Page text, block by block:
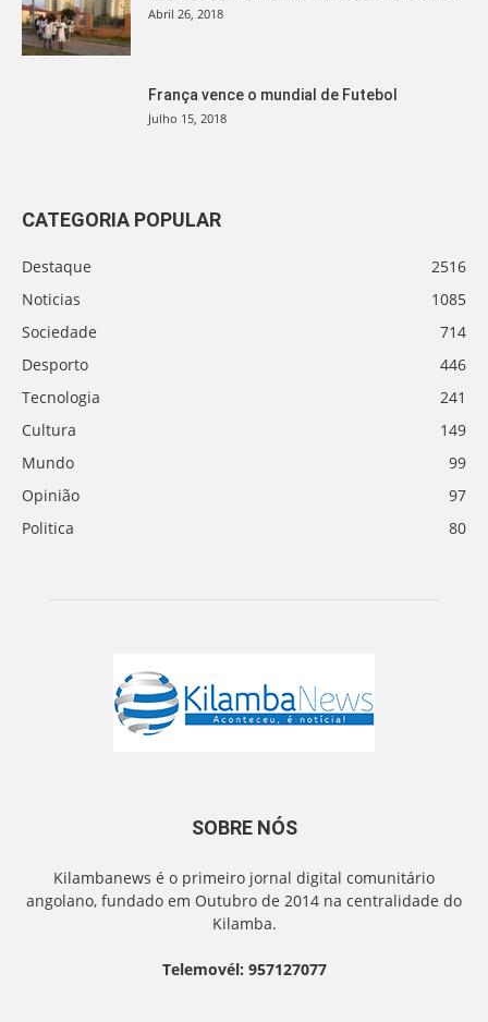
Abril 26, 2018
França vence o mundial de Futebol
Julho 15, 2018
CATEGORIA POPULAR
Destaque
2516
Noticias
1085
Sociedade
714
Desporto
446
Tecnologia
241
Cultura
149
Mundo
99
Opinião
97
Politica
80
SOBRE NÓS
Kilambanews é o primeiro jornal digital comunitário
angolano, fundado em Outubro de 2014 na centralidade do
Kilamba.
Telemovél: 957127077